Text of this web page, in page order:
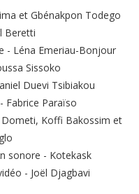
et Gbénakpon Todego
Beretti
- Léna Emeriau-Bonjour
Sissoko
Duevi Tsibiakou
Fabrice Paraïso
Koffi Bakossim et
sonore - Kotekask
- Joël Djagbavi